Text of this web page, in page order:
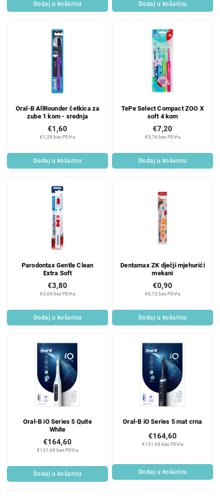
Dodaj u košaricu Dodaj u košaricu
Oral-B AllRounder četkica za
zube 1 kom - srednja
€1,28 bez PDV-a
€1,60
Dodaj u košaricu
TePe Select Compact ZOO X
soft 4 kom
€5,76 bez PDV-a
€7,20
Dodaj u košaricu
Parodontax Gentle Clean
Extra Soft
€3,04 bez PDV-a
€3,80
Dodaj u košaricu
Dentamax ZK dječji mjehurići
mekani
€0,72 bez PDV-a
€0,90
Dodaj u košaricu
Oral-B iO Series 5 Quite
White
€131,68 bez PDV-a
€164,60
Dodaj u košaricu
Oral-B iO Series 5 mat crna
€131,68 bez PDV-a
€164,60
Dodaj u košaricu